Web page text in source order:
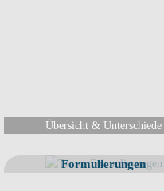
Übersicht & Unterschiede
Formulierungen